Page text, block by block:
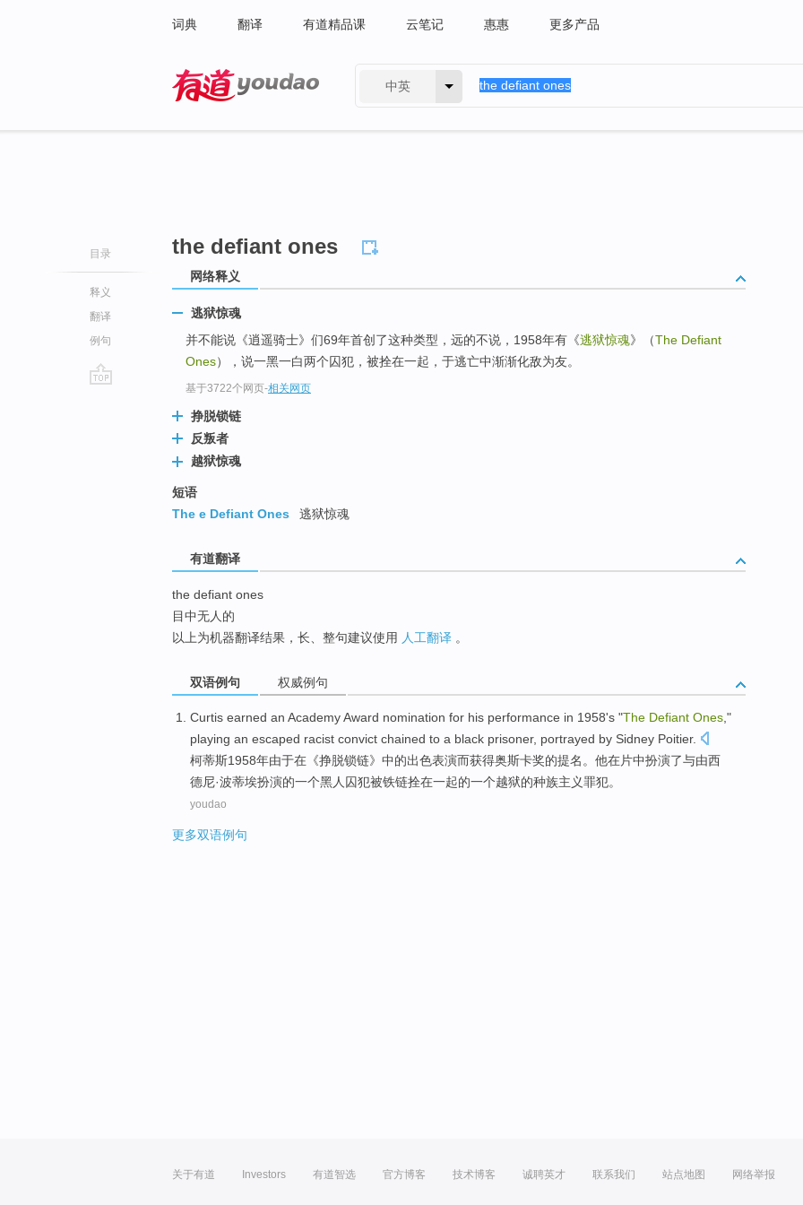
词典 翻译 有道精品课 云笔记 惠惠 更多产品
中英
目录
释义
翻译
例句
the defiant ones
网络释义
逃狱惊魂
并不能说《逍遥骑士》们69年首创了这种类型，远的不说，1958年有《逃狱惊魂》（The Defiant
Ones），说一黑一白两个囚犯，被拴在一起，于逃亡中渐渐化敌为友。
基于3722个网页-相关网页
挣脱锁链
反叛者
越狱惊魂
短语
The e Defiant Ones
逃狱惊魂
有道翻译
the defiant ones
目中无人的
以上为机器翻译结果，长、整句建议使用 人工翻译 。
双语例句 权威例句
Curtis earned an AcademyAward nomination for his performance in 1958's "The Defiant Ones,"
playing an escaped racist convict chained to a black prisoner, portrayed by Sidney Poitier.
柯蒂斯1958年由于在 《挣脱锁链》中的出色表演而获得奥斯卡奖的提名。 他在片中扮演了与由西
德尼·波蒂埃扮演的一个黑人囚犯被铁链拴在一起的一个越狱的种族主义罪犯。
youdao
更多双语例句
关于有道 Investors 有道智选 官方博客 技术博客 诚聘英才 联系我们 站点地图 网络举报